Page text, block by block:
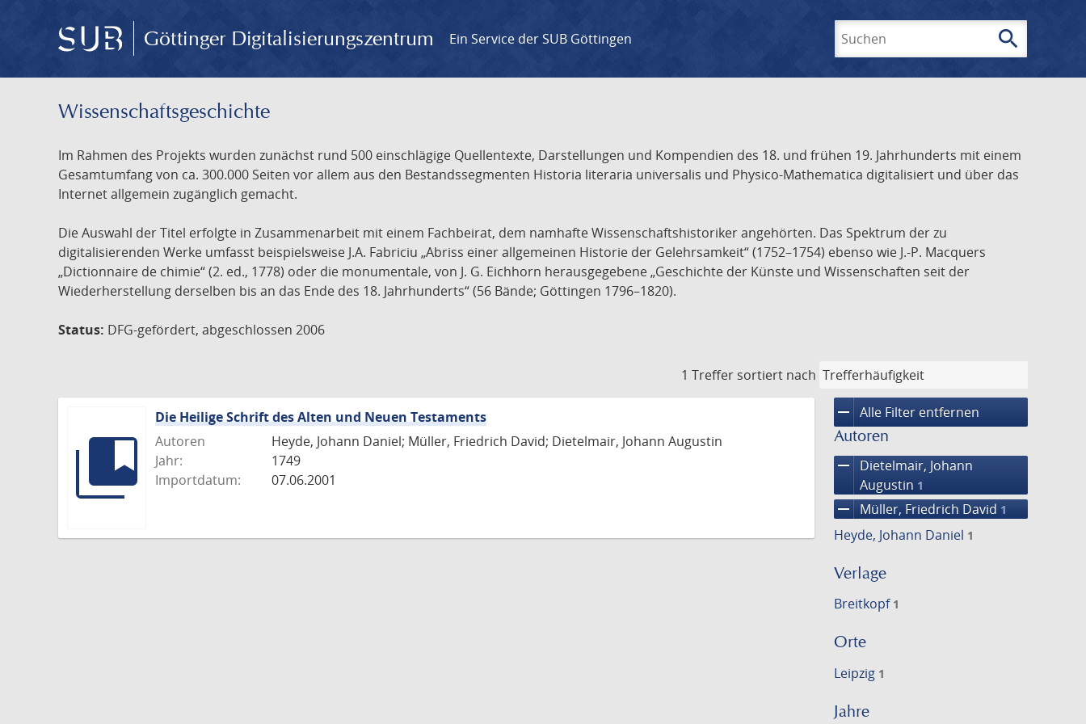
Göttinger Digitalisierungszentrum Ein Service der SUB Göttingen search
Wissenschafts­geschichte
Im Rahmen des Projekts wurden zunächst rund 500 einschlägige Quellentexte, Darstellungen und Kompendien des 18. und frühen 19. Jahrhunderts mit einem
Gesamtumfang von ca. 300.000 Seiten vor allem aus den Bestandssegmenten Historia literaria universalis und Physico-Mathematica digitalisiert und über das
Internet allgemein zugänglich gemacht.
Die Auswahl der Titel erfolgte in Zusammenarbeit mit einem Fachbeirat, dem namhafte Wissenschaftshistoriker angehörten. Das Spektrum der zu
digitalisierenden Werke umfasst beispielsweise J.A. Fabriciu „Abriss einer allgemeinen Historie der Gelehrsamkeit“ (1752–1754) ebenso wie J.-P. Macquers
„Dictionnaire de chimie“ (2. ed., 1778) oder die monumentale, von J. G. Eichhorn herausgegebene „Geschichte der Künste und Wissenschaften seit der
Wiederherstellung derselben bis an das Ende des 18. Jahrhunderts“ (56 Bände; Göttingen 1796–1820).
Status: DFG-gefördert, abgeschlossen 2006
1 Treffer sortiert nach
remove Alle Filter entfernen
Autoren
remove
Dietelmair, Johann
Augustin 1
remove Müller, Friedrich David 1
Heyde, Johann Daniel 1
Verlage
Breitkopf 1
Orte
Leipzig 1
Jahre
Die Heilige Schrift des Alten und Neuen Testaments
Autoren
Heyde, Johann Daniel; Müller, Friedrich David; Dietelmair, Johann Augustin
Jahr:
1749
Importdatum:
07.06.2001